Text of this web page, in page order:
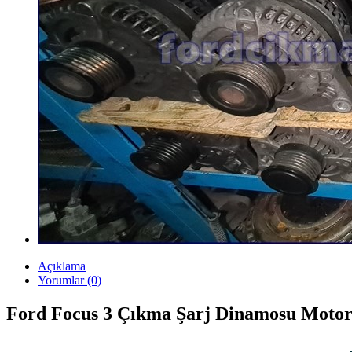
Açıklama
Yorumlar (0)
Ford Focus 3 Çıkma Şarj Dinamosu